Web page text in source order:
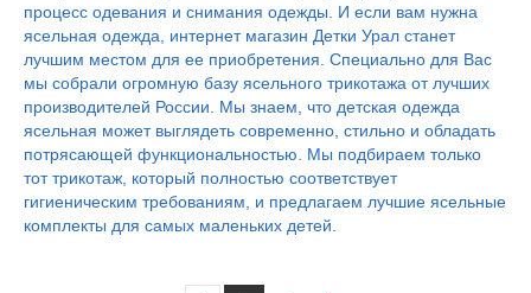
процесс одевания и снимания одежды. И если вам нужна
ясельная одежда, интернет магазин Детки Урал станет
лучшим местом для ее приобретения. Специально для Вас
мы собрали огромную базу ясельного трикотажа от лучших
производителей России. Мы знаем, что детская одежда
ясельная может выглядеть современно, стильно и обладать
потрясающей функциональностью. Мы подбираем только
тот трикотаж, который полностью соответствует
гигиеническим требованиям, и предлагаем лучшие ясельные
комплекты для самых маленьких детей.